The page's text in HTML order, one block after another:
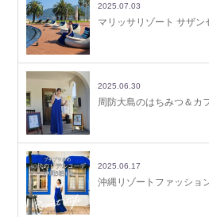
2025.07.03
マリッサリゾート サザン
2025.06.30
周防大島のはちみつ＆カ
2025.06.17
沖縄リゾートファッショ